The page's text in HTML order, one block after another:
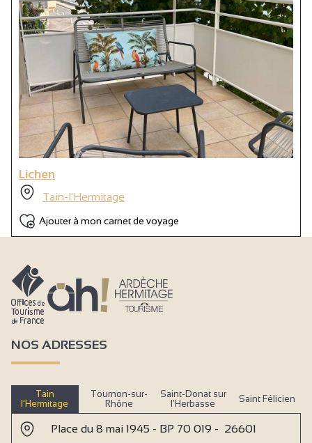
Lichen
Tain-l'Hermitage
Ajouter à mon carnet de voyage
NOS ADRESSES
Tain
l’Hermitage
Tournon-sur-
Rhône
Saint-Donat sur
l’Herbasse
Saint Félicien
Place du 8 mai 1945 - BP 70 019 - 26601